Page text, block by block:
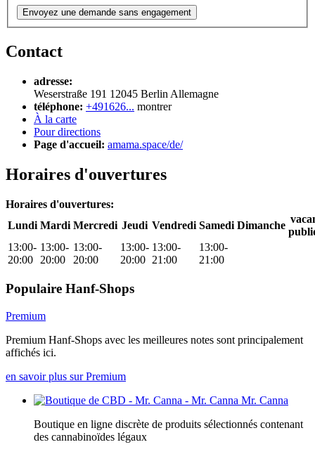
Envoyez une demande sans engagement
Contact
adresse:
Weserstraße 191 12045 Berlin Allemagne
téléphone: +491626... montrer
À la carte
Pour directions
Page d'accueil: amama.space/de/
Horaires d'ouvertures
Horaires d'ouvertures:
Lundi Mardi Mercredi Jeudi Vendredi Samedi Dimanche
13:00-
20:00
13:00-
20:00
13:00-
20:00
13:00-
20:00
13:00-
21:00
13:00-
21:00
Populaire Hanf-Shops
Premium
Premium Hanf-Shops avec les meilleures notes sont principalement
affichés ici.
en savoir plus sur Premium
Mr. Canna
Boutique en ligne discrète de produits sélectionnés contenant
des cannabinoïdes légaux